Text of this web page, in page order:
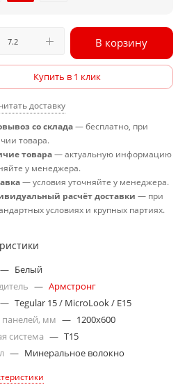
В корзину
Купить в 1 клик
доставку
со склада— бесплатно, при
товара.
товара— актуальную информацию
у менеджера.
— условия уточняйте у менеджера.
расчёт доставки — при
условиях и крупных партиях.
— Белый
— Армстронг
— Tegular 15 / MicroLook / E15
мм — 1200x600
система — T15
— Минеральное волокно